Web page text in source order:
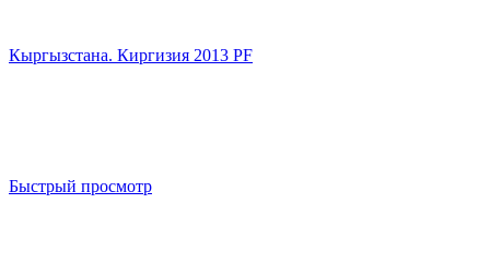
Быстрый просмотр